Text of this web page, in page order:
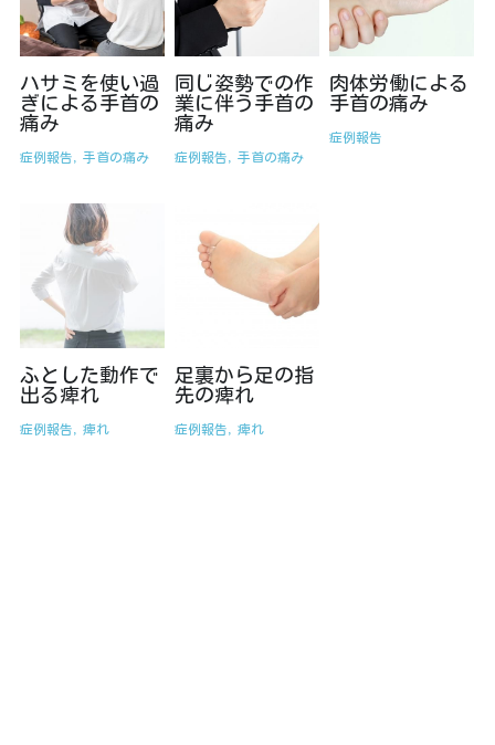
ハサミを使い過
ぎによる手首の
痛み
症例報告, 手首の痛み
同じ姿勢での作
業に伴う手首の
痛み
症例報告, 手首の痛み
肉体労働による
手首の痛み
症例報告
ふとした動作で
出る痺れ
症例報告, 痺れ
足裏から足の指
先の痺れ
症例報告, 痺れ